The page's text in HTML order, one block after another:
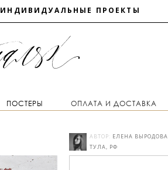
ИНДИВИДУАЛЬНЫЕ ПРОЕКТЫ
ПОСТЕРЫ ОПЛАТА И ДОСТАВКА
АВТОР: ЕЛЕНА ВЫРОДОВА
ТУЛА, РФ